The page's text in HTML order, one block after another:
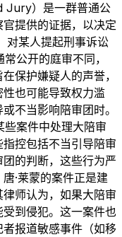
Jury）是一群普通公
提供的证据，以决定
对某人提起刑事诉讼
公开的庭审不同，
保护嫌疑人的声誉，
也可能导致权力滥
不当影响陪审团时。
案件中处理大陪审
控包括不当引导陪审
的判断，这些行为严
·莱蒙的案件正是建
师认为，如果大陪审
到侵犯。这一案件也
报道敏感事件（如移